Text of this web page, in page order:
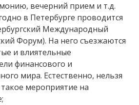
вечерний прием и т.д.
в Петербурге проводится
Международный
Форум). На него съезжаются
и влиятельные
финансового и
мира. Естественно, нельзя
мероприятие на